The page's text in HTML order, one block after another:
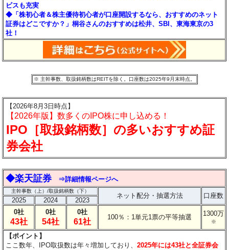
ビスも充実
◆「株初心者＆株主優待初心者が口座開設するなら、おすすめのネット
証券はどこですか？」桐谷さんのおすすめは松井、SBI、東海東京の3
社！
※ 主幹事数、取扱銘柄数はREITを除く。口座数は2025年9月末時点。
【2026年8月3日時点】
【2026年版】数多くのIPO株に申し込める！
IPO［取扱銘柄数］の多いおすすめ証
券会社
◆楽天証券 ⇒詳細情報ページへ
主幹事数（上）/取扱銘柄数（下）
ネット配分・抽選方法 口座数
2025 2024
2023
0社
43社
0社
54社
0社
61社
100％：1単元1票の平等抽選 1300万
※
【ポイント】
ここ数年、IPO取扱数は年々増加しており、2025年には43社と全証券会